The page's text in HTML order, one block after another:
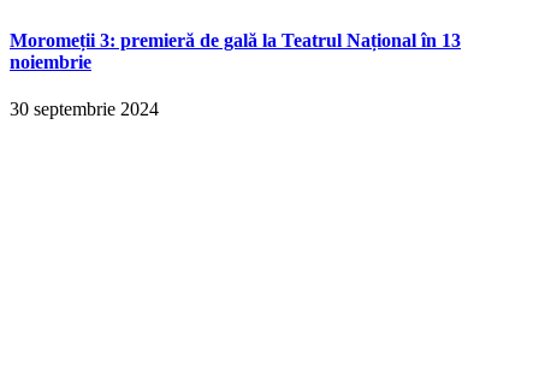
Moromeții 3: premieră de gală la Teatrul Național în 13
noiembrie
30 septembrie 2024